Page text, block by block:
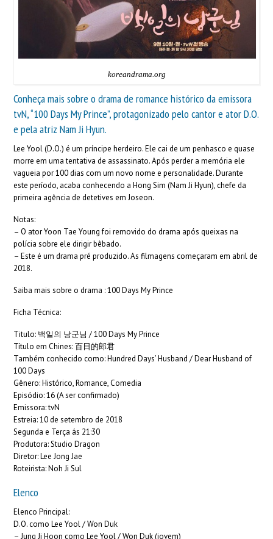
koreandrama.org
Conheça mais sobre o drama de romance histórico da emissora
tvN, “100 Days My Prince”, protagonizado pelo cantor e ator D.O.
e pela atriz Nam Ji Hyun.
Lee Yool (D.O.) é um príncipe herdeiro. Ele cai de um penhasco e quase
morre em uma tentativa de assassinato. Após perder a memória ele
vagueia por 100 dias com um novo nome e personalidade. Durante
este período, acaba conhecendo a Hong Sim (Nam Ji Hyun), chefe da
primeira agência de detetives em Joseon.
Notas:
– O ator Yoon Tae Young foi removido do drama após queixas na
polícia sobre ele dirigir bêbado.
– Este é um drama pré produzido. As filmagens começaram em abril de
2018.
Saiba mais sobre o drama : 100 Days My Prince
Ficha Técnica:
Titulo: 백일의 낭군님 / 100 Days My Prince
Título em Chines: 百日的郎君
Também conhecido como: Hundred Days’ Husband / Dear Husband of
100 Days
Gênero: Histórico, Romance, Comedia
Episódio: 16 (A ser confirmado)
Emissora: tvN
Estreia: 10 de setembro de 2018
Segunda e Terça ás 21:30
Produtora: Studio Dragon
Diretor: Lee Jong Jae
Roteirista: Noh Ji Sul
Elenco
Elenco Principal:
D.O. como Lee Yool / Won Duk
– Jung Ji Hoon como Lee Yool / Won Duk (jovem)